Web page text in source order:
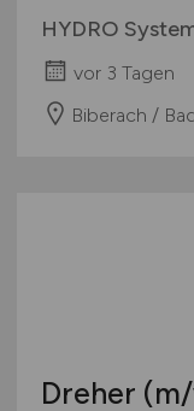
HYDRO
vor 3 Tagen
Biberach /
Dreher